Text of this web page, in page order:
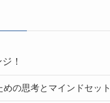
！
めの思考とマインドセット